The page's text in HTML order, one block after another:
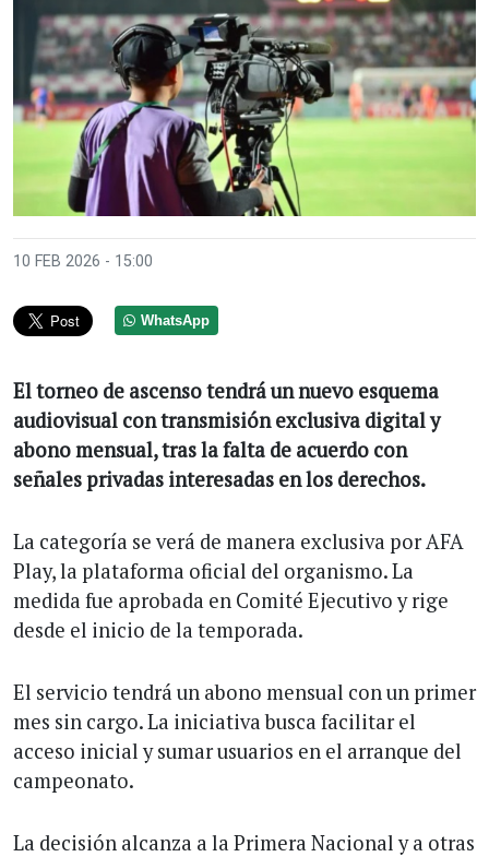
10 FEB 2026 - 15:00
WhatsApp
El torneo de ascenso tendrá un nuevo esquema
audiovisual con transmisión exclusiva digital y
abono mensual, tras la falta de acuerdo con
señales privadas interesadas en los derechos.
La categoría se verá de manera exclusiva por AFA
Play, la plataforma oficial del organismo. La
medida fue aprobada en Comité Ejecutivo y rige
desde el inicio de la temporada.
El servicio tendrá un abono mensual con un primer
mes sin cargo. La iniciativa busca facilitar el
acceso inicial y sumar usuarios en el arranque del
campeonato.
La decisión alcanza a la Primera Nacional y a otras